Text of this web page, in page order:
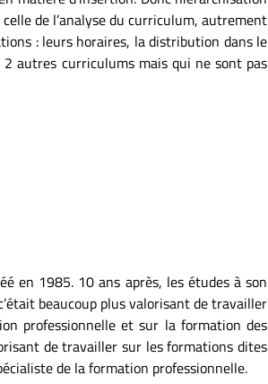
de l’analyse du curriculum, autrement
: leurs horaires, la distribution dans le
autres curriculums mais qui ne sont pas
en 1985. 10 ans après, les études à son
beaucoup plus valorisant de travailler
professionnelle et sur la formation des
de travailler sur les formations dites
de la formation professionnelle.